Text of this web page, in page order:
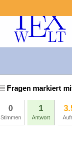
Fragen markiert
0
Stimmen
1
Antwort